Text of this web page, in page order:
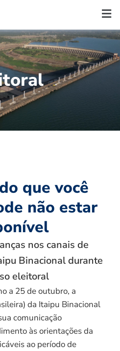
toral
que você
não estar
nos canais de
Binacional durante
eleitoral
a 25 de outubro, a
da Itaipu Binacional
comunicação
às orientações da
ao período de